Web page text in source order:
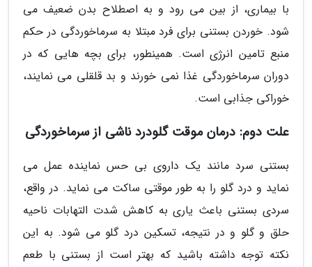
با بیماری، از بین می رود و به اصطلاح بدن ضعیف می
شود. خوردن بستنی برای فرد مبتلا به سرماخوردگی در حکم
منبع تامین انرژی است. همینطور، برای بچه هایی که در
دوران سرماخوردگی غذا نمی خورند و بد قلقلی می نمایند،
خوراکی جذابی است.
علت دوم: درمان موقت گلودرد ناشی از سرماخوردگی
بستنی سرد مانند یک داروی بی حس نماینده عمل می
نماید و درد گلو را به طور موقتی ساکت می نماید. در واقع،
سردی بستنی باعث یاری به کاهش شدت التهابات ناحیه
حلق و گلو و در نتیجه، تسکین درد گلو می شود. به این
نکته توجه داشته باشید که بهتر است از بستنی با طعم